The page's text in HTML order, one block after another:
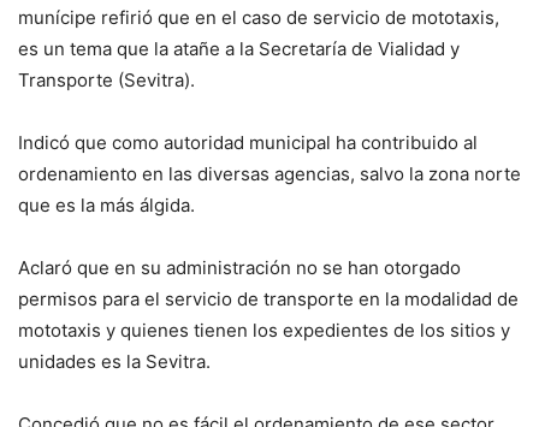
munícipe refirió que en el caso de servicio de mototaxis,
es un tema que la atañe a la Secretaría de Vialidad y
Transporte (Sevitra).
Indicó que como autoridad municipal ha contribuido al
ordenamiento en las diversas agencias, salvo la zona norte
que es la más álgida.
Aclaró que en su administración no se han otorgado
permisos para el servicio de transporte en la modalidad de
mototaxis y quienes tienen los expedientes de los sitios y
unidades es la Sevitra.